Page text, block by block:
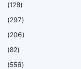
(128)
(297)
(206)
(82)
(556)